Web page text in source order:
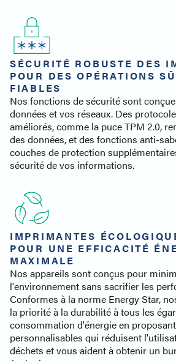
SÉCURITÉ ROBUSTE DES
POUR DES OPÉRATIONS
FIABLES
Nos fonctions de sécurité sont
données et vos réseaux. Des
améliorés, comme la puce TPM 2.0,
des données, et des fonctions anti-
couches de protection
sécurité de vos informations.
IMPRIMANTES
POUR UNE EFFICACITÉ
MAXIMALE
Nos appareils sont conçus pour
l'environnement sans sacrifier les
Conformes à la norme Energy Star,
la priorité à la durabilité à tous les
consommation d'énergie en
personnalisables qui réduisent
déchets et vous aident à obtenir un